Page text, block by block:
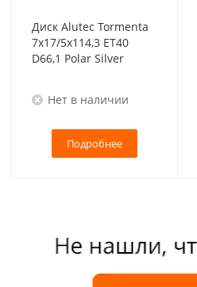
Диск Alutec Tormenta
7x17/5x114,3 ET40
D66,1 Polar Silver
Нет в наличии
Подробнее